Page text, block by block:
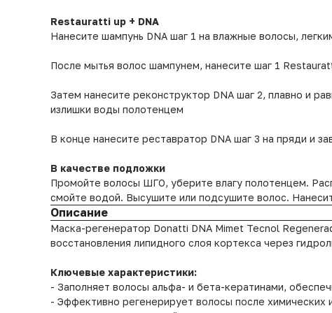
Restauratti up + DNA
Нанесите шампунь DNA шаг 1 на влажные волосы,
После мытья волос шампунем, нанесите шаг 1
Затем нанесите реконструктор DNA шаг 2, плавно и
излишки воды полотенцем
В конце нанесите реставратор DNA шаг 3 на пряди и
В качестве подложки
Промойте волосы ШГО, уберите влагу полотенцем.
смойте водой. Высушите или подсушите волос.
Описание
Маска-регенератор Donatti DNA Mimet Tecnol
восстановления липидного слоя кортекса через
Ключевые характеристики:
- Заполняет волосы альфа- и бета-кератинами,
- Эффективно регенерирует волосы после